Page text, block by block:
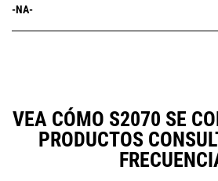
-NA-
VEA CÓMO S2070 SE
PRODUCTOS